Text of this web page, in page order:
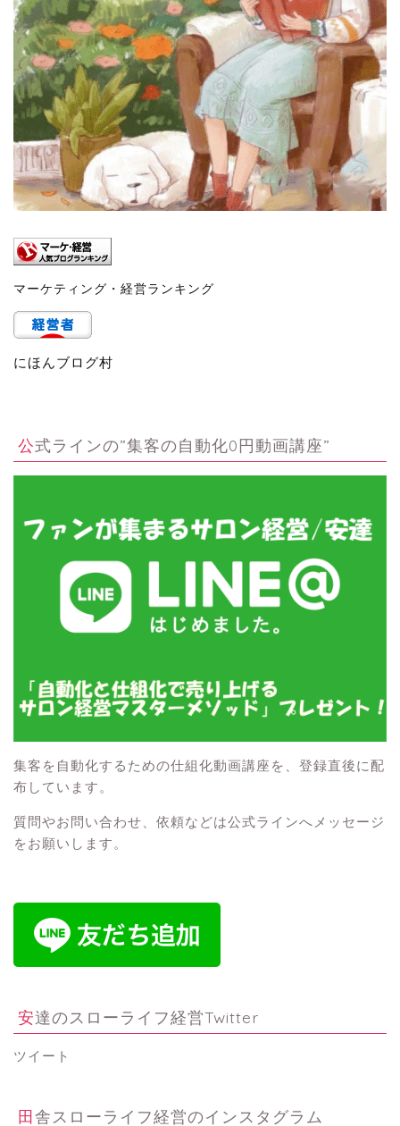
マーケティング・経営ランキング
にほんブログ村
公式ラインの”集客の自動化0円動画講座”
集客を自動化するための仕組化動画講座を、登録直後に配
布しています。
質問やお問い合わせ、依頼などは公式ラインへメッセージ
をお願いします。
安達のスローライフ経営Twitter
ツイート
田舎スローライフ経営のインスタグラム